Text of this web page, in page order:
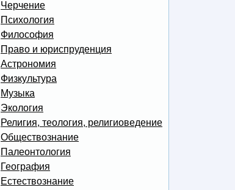
Черчение
Психология
Философия
Право и юриспруденция
Астрономия
Физкультура
Музыка
Экология
Религия, теология, религиоведение
Обществознание
Палеонтология
География
Естествознание